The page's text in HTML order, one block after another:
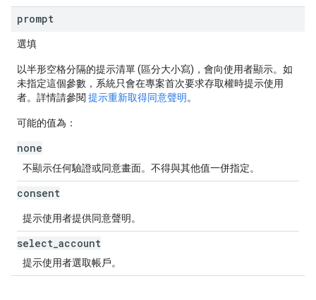
prompt
選填
以半形空格分隔的提示清單 (區分大小寫)，會向使用者顯示。如
未指定這個參數，系統只會在專案首次要求存取權時提示使用
者。詳情請參閱 提示重新取得同意聲明 。
可能的值為：
none
不顯示任何驗證或同意畫面。不得與其他值一併指定。
consent
提示使用者提供同意聲明。
select account
提示使用者選取帳戶。